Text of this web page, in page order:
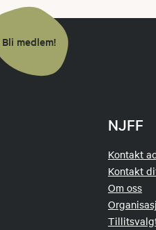
Bli medlem!
NJFF
Kontakt
Kontakt
Om oss